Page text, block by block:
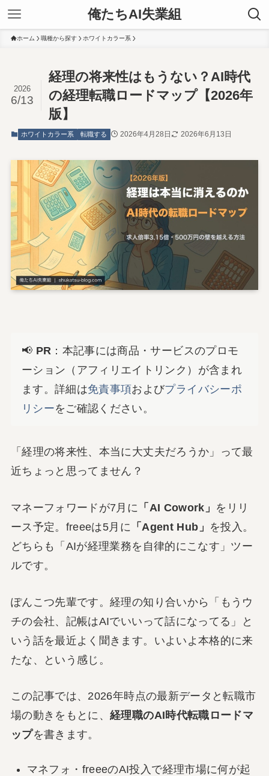
俺たちAI失業組
ホーム 職種から探す ホワイトカラー系
経理の将来性はもうない？AI時代
の経理転職ロードマップ【2026年
版】
2026
6/13
ホワイトカラー系 転職する 2026年4月28日 2026年6月13日
📢 PR ：本記事には商品・サービスのプロモ
ーション（アフィリエイトリンク）が含まれ
ます。詳細は免責事項およびプライバシーポ
リシーをご確認ください。
「経理の将来性、本当に大丈夫だろうか」って最
近ちょっと思ってません？
マネーフォワードが7月に 「AI Cowork」 をリリ
ース予定。freeeは5月に 「Agent Hub」 を投入。
どちらも「AIが経理業務を自律的にこなす」ツー
ルです。
ぽんこつ先輩です。経理の知り合いから「もうウ
チの会社、記帳はAIでいいって話になってる」と
いう話を最近よく聞きます。いよいよ本格的に来
たな、という感じ。
この記事では、2026年時点の最新データと転職市
場の動きをもとに、経理職のAI時代転職ロードマ
ップを書きます。
マネフォ・freeeのAI投入で経理市場に何が起